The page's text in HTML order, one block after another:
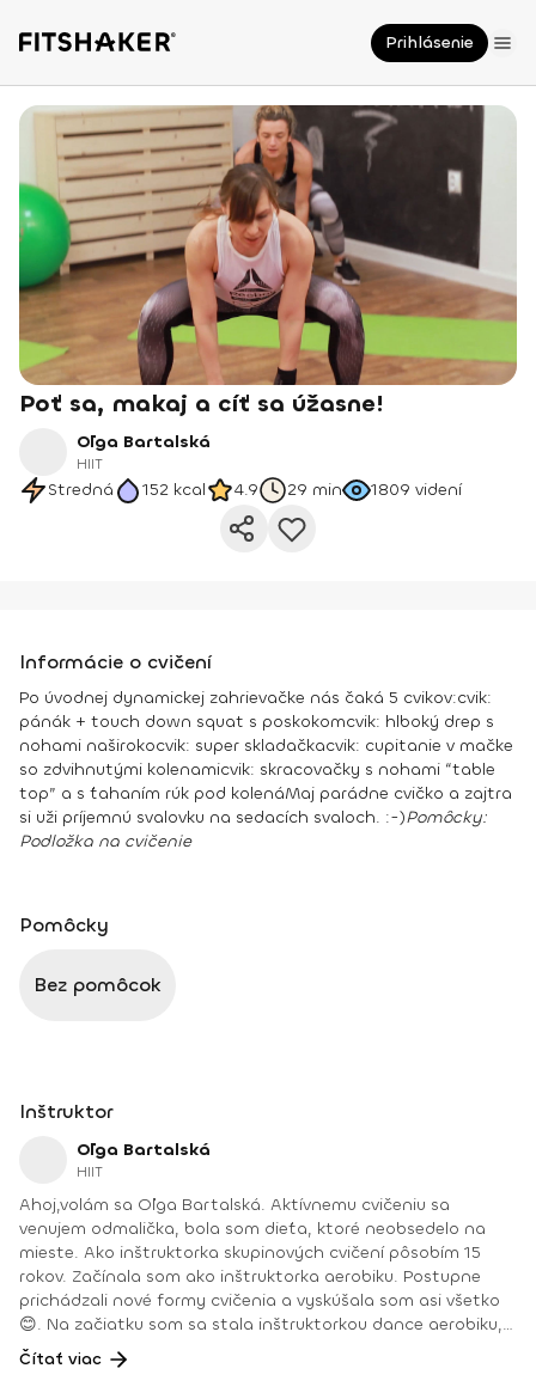
Prihlásenie
Poť sa, makaj a cíť sa úžasne!
Oľga Bartalská
HIIT
Stredná 152 kcal 4.9 29 min 1809 videní
Informácie o cvičení
Po úvodnej dynamickej zahrievačke nás čaká 5 cvikov:cvik:
pánák + touch down squat s poskokomcvik: hlboký drep s
nohami naširokocvik: super skladačkacvik: cupitanie v mačke
so zdvihnutými kolenamicvik: skracovačky s nohami “table
top” a s ťahaním rúk pod kolenáMaj parádne cvičko a zajtra
si uži príjemnú svalovku na sedacích svaloch. :-)Pomôcky:
Podložka na cvičenie
Pomôcky
Bez pomôcok
Inštruktor
Oľga Bartalská
HIIT
Ahoj,volám sa Oľga Bartalská. Aktívnemu cvičeniu sa
venujem odmalička, bola som dieťa, ktoré neobsedelo na
mieste. Ako inštruktorka skupinových cvičení pôsobím 15
rokov. Začínala som ako inštruktorka aerobiku. Postupne
prichádzali nové formy cvičenia a vyskúšala som asi všetko
😊. Na začiatku som sa stala inštruktorkou dance aerobiku,
hi-low aerobiku, step aerobiku, body work a osobnou
trénerkou vo fitnescentre.Ako išiel čas, pribudli ďalšie
Čítať viac